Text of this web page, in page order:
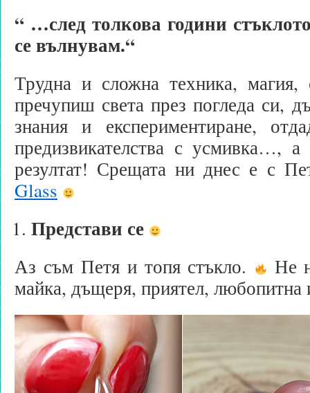
“ …след толкова години
се вълнувам.“
Трудна и сложна техника, магия,
пречупиш света през погледа си,
знания и експериментиране,
предизвикателства с усмивка…,
резултат! Срещата ни днес е с
Glass
Представи се
Аз съм Петя и топя стъкло.
Не
майка, дъщеря, приятел,